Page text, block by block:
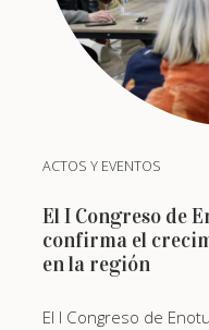
ACTOS Y EVENTOS
El I Congreso de
confirma el
en la región
El I Congreso de